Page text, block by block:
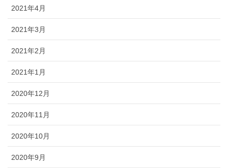
2021年4月
2021年3月
2021年2月
2021年1月
2020年12月
2020年11月
2020年10月
2020年9月